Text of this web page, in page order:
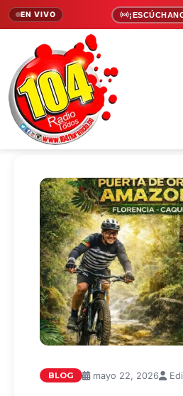
EN VIVO
BLOG mayo 22, 2026